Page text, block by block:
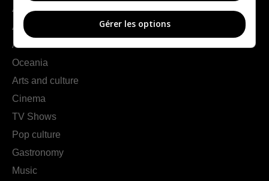
Americas
Asia
Africa
Oceania
Arts and culture
Cinema
TV Shows
Pop culture
Gastronomy
Music
Gérer les options